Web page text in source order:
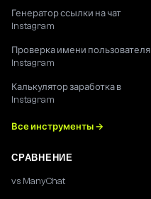
Генератор ссылки на чат
Instagram
Проверка имени пользователя
Instagram
Калькулятор заработка в
Instagram
Все инструменты →
СРАВНЕНИЕ
vs ManyChat